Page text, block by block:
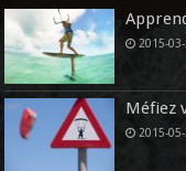
2015-
Méfiez
2015-05-